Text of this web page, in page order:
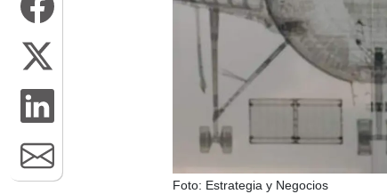
Foto: Estrategia y Negocios